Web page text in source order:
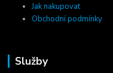
Jak nakupovat
Obchodní podmínky
Služby